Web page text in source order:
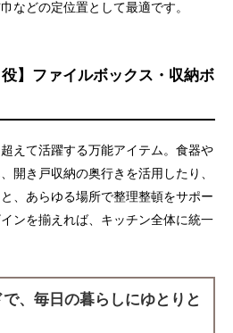
などの定位置として最適です。
】ファイルボックス・収納ボ
えて活躍する万能アイテム。食器や
開き戸収納の奥行きを活用したり、
、あらゆる場所で整理整頓をサポー
ンを揃えれば、キッチン全体に統一
、毎日の暮らしにゆとりと